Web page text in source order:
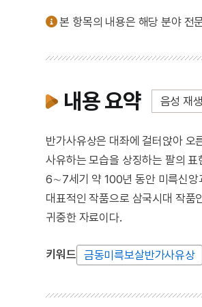
본 항목의 내용은 해당 분야 전
내용 요약 음성 재생
반가사유상은 대좌에 걸터앉아 오
사유하는 모습을 상징하는 팔의
6∼7세기 약 100년 동안 미륵신앙
대표적인 작품으로 삼국시대 작품
귀중한 자료이다.
키워드 금동미륵보살반가사유상